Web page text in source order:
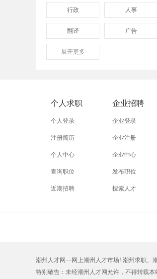
行政 人事
翻译 广告
保险
展开更多
个人求职
个人登录
注册简历
个人中心
查询职位
近期招聘
企业招聘
企业登录
企业注册
企业中心
发布职位
搜索人才
潮州人才网—网上潮州人才市场! 潮州求职、
特别敬告：未经潮州人才网允许，不得转载